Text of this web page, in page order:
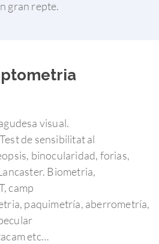
gran repte.
visual.
de sensibilitat al
binocularidad, forias,
Biometria,
camp
paquimetría, aberrometría,
etc…